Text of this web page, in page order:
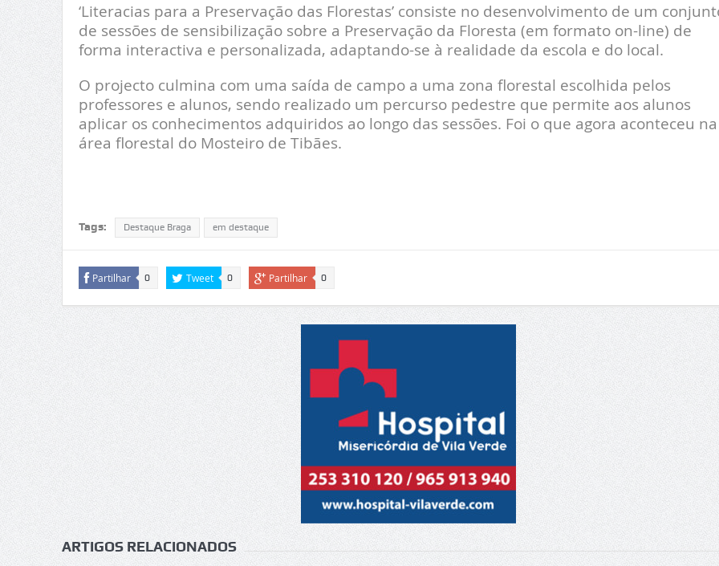
‘Literacias para a Preservação das Florestas’ consiste no desenvolvimento de um
de sessões de sensibilização sobre a Preservação da Floresta (em formato on-line) de
forma interactiva e personalizada, adaptando-se à realidade da escola e do local.
O projecto culmina com uma saída de campo a uma zona florestal escolhida pelos
professores e alunos, sendo realizado um percurso pedestre que permite aos alunos
aplicar os conhecimentos adquiridos ao longo das sessões. Foi o que agora aconteceu na
área florestal do Mosteiro de Tibães.
Tags: Destaque Braga em destaque
Partilhar 0 Tweet 0 Partilhar 0
ARTIGOS RELACIONADOS